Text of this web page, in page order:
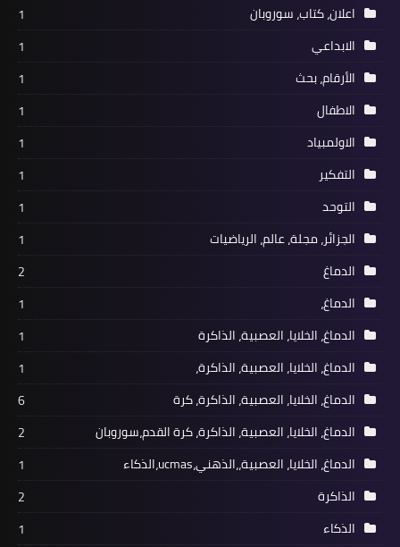
اعلان، كتاب، سوروبان
1
الابداعي
1
الأرقام، بحث
1
الاطفال
1
الاولمبياد
1
التفكير
1
التوحد
1
الجزائر، مجلة، عالم، الرياضيات
1
الدماغ
2
الدماغ،
1
الدماغ، الخلايا، العصبية، الذاكرة
1
الدماغ، الخلايا، العصبية، الذاكرة،
1
الدماغ، الخلايا، العصبية، الذاكرة، كرة
6
الدماغ، الخلايا، العصبية، الذاكرة، كرة القدم،سوروبان
2
الدماغ، الخلايا، العصبية،،الذهني،ucmas،الذكاء
1
الذاكرة
2
الذكاء
1